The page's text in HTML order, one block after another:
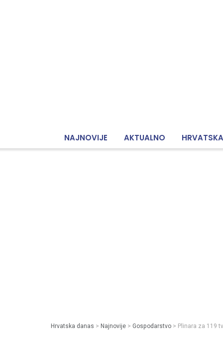
NAJNOVIJE AKTUALNO HRVATSKA
Hrvatska danas > Najnovije > Gospodarstvo > Plinara za 119